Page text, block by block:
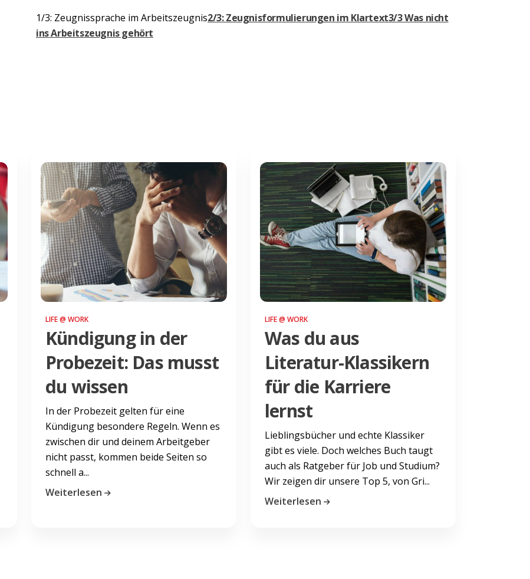
1/3: Zeugnissprache im Arbeitszeugnis2/3: Zeugnisformulierungen im Klartext3/3 Was nicht
ins Arbeitszeugnis gehört
LIFE @ WORK
Kündigung in der
Probezeit: Das musst
du wissen
In der Probezeit gelten für eine
Kündigung besondere Regeln. Wenn es
zwischen dir und deinem Arbeitgeber
nicht passt, kommen beide Seiten so
schnell a...
Weiterlesen
LIFE @ WORK
Was du aus
Literatur-Klassikern
für die Karriere
lernst
Lieblingsbücher und echte Klassiker
gibt es viele. Doch welches Buch taugt
auch als Ratgeber für Job und Studium?
Wir zeigen dir unsere Top 5, von Gri...
Weiterlesen